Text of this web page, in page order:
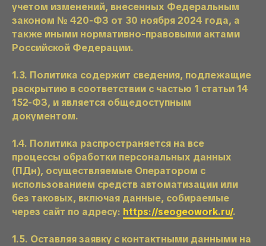
учетом изменений, внесенных Федеральным
законом № 420-ФЗ от 30 ноября 2024 года, а
также иными нормативно-правовыми актами
Российской Федерации.
1.3. Политика содержит сведения, подлежащие
раскрытию в соответствии с частью 1 статьи 14
152-ФЗ, и является общедоступным
документом.
1.4. Политика распространяется на все
процессы обработки персональных данных
(ПДн), осуществляемые Оператором с
использованием средств автоматизации или
без таковых, включая данные, собираемые
через сайт по адресу: https://seogeowork.ru/.
1.5. Оставляя заявку с контактными данными на